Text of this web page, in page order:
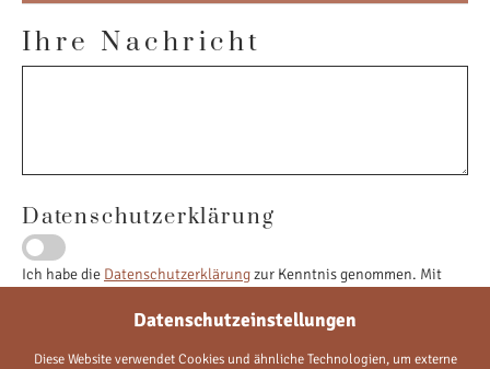
Datenschutzeinstellungen
Diese Website verwendet Cookies und ähnliche Technologien, um externe
Ihre Nachricht
Datenschutzerklärung
Ich habe die Datenschutzerklärungzur Kenntnis genommen. Mit
und Daten zur Beantwortung meiner Anfrage elektronisch erhoben
und gespeichert werden. Sie können Ihre Einwilligung jederzeit für